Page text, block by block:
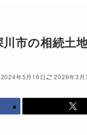
川市の相続土
2024年5月16日 2026年3月